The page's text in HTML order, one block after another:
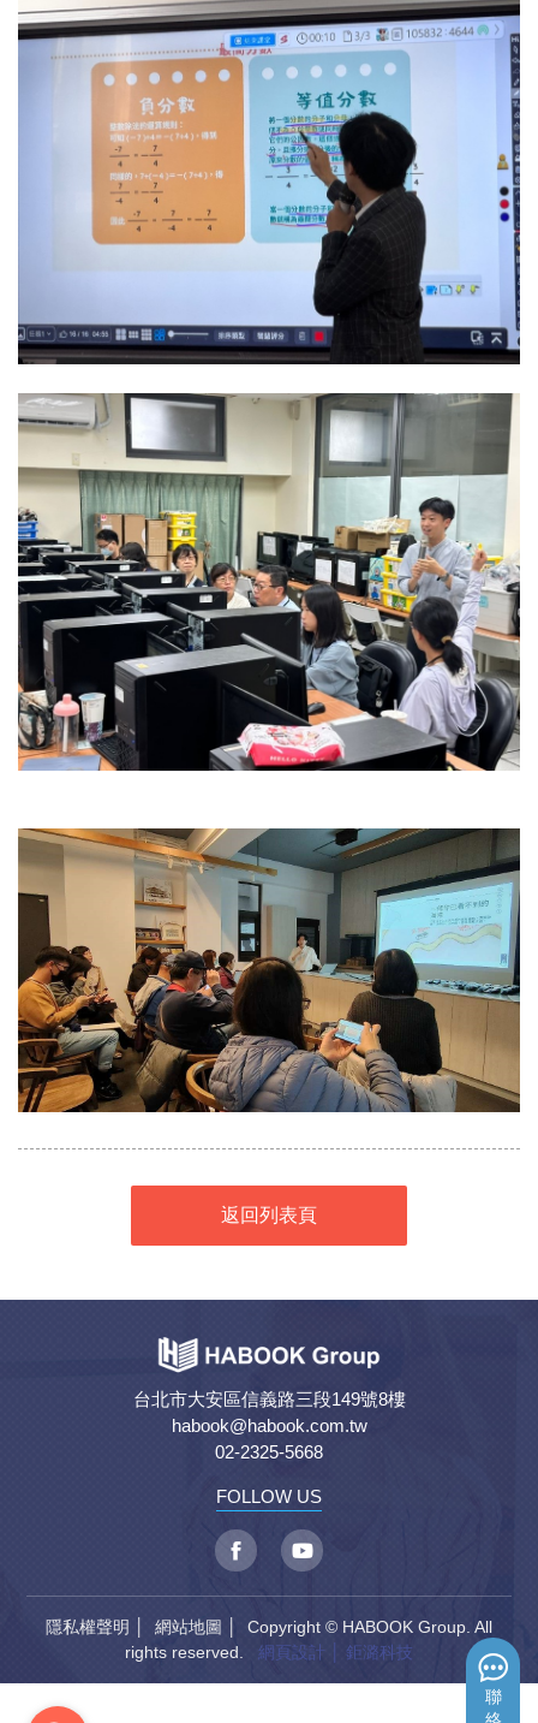
返回列表頁
聯
台北市大安區信義路三段149號8樓
habook@habook.com.tw
02-2325-5668
FOLLOW US
隱私權聲明 網站地圖
│ Copyright © HABOOK Group. All
rights reserved. 網頁設計 │ 鉅潞科技